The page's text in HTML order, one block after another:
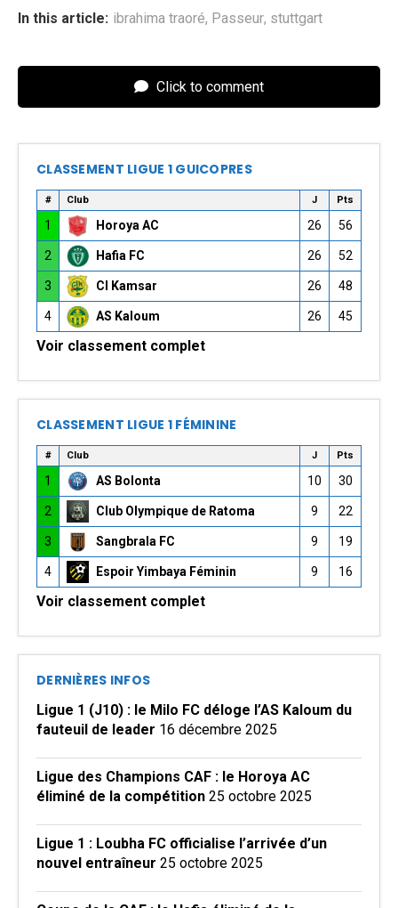
In this article: ibrahima traoré, Passeur, stuttgart
Click to comment
CLASSEMENT LIGUE 1 GUICOPRES
# Club J Pts
1 Horoya AC 26 56
2 Hafia FC 26 52
3 CI Kamsar 26 48
4 AS Kaloum 26 45
Voir classement complet
CLASSEMENT LIGUE 1 FÉMININE
# Club J Pts
1 AS Bolonta 10 30
2 Club Olympique de Ratoma 9 22
3 Sangbrala FC 9 19
4 Espoir Yimbaya Féminin 9 16
Voir classement complet
DERNIÈRES INFOS
Ligue 1 (J10) : le Milo FC déloge l’AS Kaloum du
fauteuil de leader 16 décembre 2025
Ligue des Champions CAF : le Horoya AC
éliminé de la compétition 25 octobre 2025
Ligue 1 : Loubha FC officialise l’arrivée d’un
nouvel entraîneur 25 octobre 2025